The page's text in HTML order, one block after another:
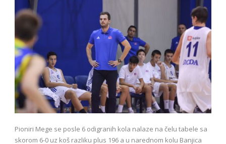
Pioniri Mege se posle 6 odigranih kola nalaze na čelu tabele sa
skorom 6-0 uz koš razliku plus 196 a u narednom kolu Banjica